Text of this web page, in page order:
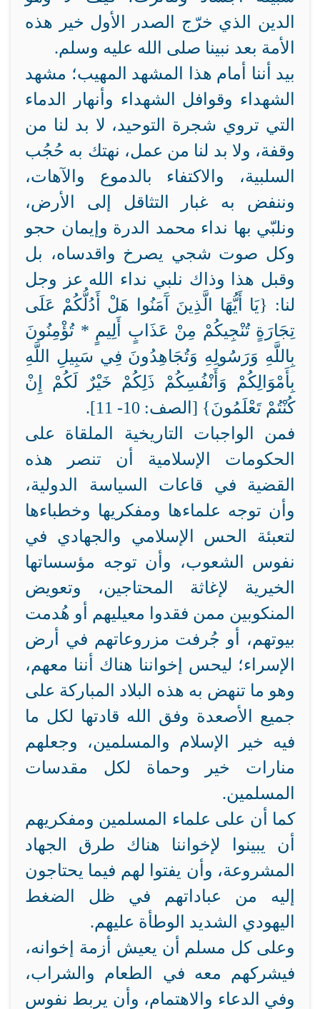
الدين الذي خرّج الصدر الأول خير هذه
الأمة بعد نبينا صلى الله عليه وسلم.
بيد أننا أمام هذا المشهد المهيب؛ مشهد
الشهداء وقوافل الشهداء وأنهار الدماء
التي تروي شجرة التوحيد، لا بد لنا من
وقفة، ولا بد لنا من عمل، نهتك به حُجُب
السلبية، والاكتفاء بالدموع والآهات،
وننفض به غبار التثاقل إلى الأرض،
ونلبّي بها نداء محمد الدرة وإيمان حجو
وكل صوت شجي يصرخ واقدساه، بل
وقبل هذا وذاك نلبي نداء الله عز وجل
لنا: {يَا أَيُّهَا الَّذِينَ آَمَنُوا هَلْ أَدُلُّكُمْ عَلَى
تِجَارَةٍ تُنْجِيكُمْ مِنْ عَذَابٍ أَلِيمٍ * تُؤْمِنُونَ
بِاللَّهِ وَرَسُولِهِ وَتُجَاهِدُونَ فِي سَبِيلِ اللَّهِ
بِأَمْوَالِكُمْ وَأَنْفُسِكُمْ ذَلِكُمْ خَيْرٌ لَكُمْ إِنْ
كُنْتُمْ تَعْلَمُونَ} [الصف: 10- 11].
فمن الواجبات التاريخية الملقاة على
الحكومات الإسلامية أن تنصر هذه
القضية في قاعات السياسة الدولية،
وأن توجه علماءها ومفكريها وخطباءها
لتعبئة الحس الإسلامي والجهادي في
نفوس الشعوب، وأن توجه مؤسساتها
الخيرية لإغاثة المحتاجين، وتعويض
المنكوبين ممن فقدوا معيليهم أو هُدمت
بيوتهم، أو جُرفت مزروعاتهم في أرض
الإسراء؛ ليحس إخواننا هناك أننا معهم،
وهو ما تنهض به هذه البلاد المباركة على
جميع الأصعدة وفق الله قادتها لكل ما
فيه خير الإسلام والمسلمين، وجعلهم
منارات خير وحماة لكل مقدسات
المسلمين.
كما أن على علماء المسلمين ومفكريهم
أن يبينوا لإخواننا هناك طرق الجهاد
المشروعة، وأن يفتوا لهم فيما يحتاجون
إليه من عباداتهم في ظل الضغط
اليهودي الشديد الوطأة عليهم.
وعلى كل مسلم أن يعيش أزمة إخوانه،
فيشركهم معه في الطعام والشراب،
وفي الدعاء والاهتمام، وأن يربط نفوس